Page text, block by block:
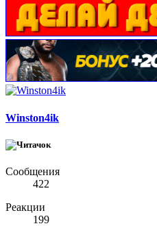
Winston4ik
Сообщения
422
Реакции
199